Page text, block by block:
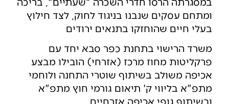
ומתחם עסקים שנבנו בניגוד לחוק, לצד חילוץ
בעלי חיים שהוחזקו בתנאים ירודים
משרד הרישוי בתחנת כפר סבא יחד עם
פרקליטות מחוז מרכז (אזרחי) הובילו מבצע
אכיפה משולב בשיתוף שוטרי התחנה ולוחמי
מתפ"א בליווי ק' תיאום גורמי חוץ מתפ"א
ובשיתוף גופי אכיפה אזרחיים.